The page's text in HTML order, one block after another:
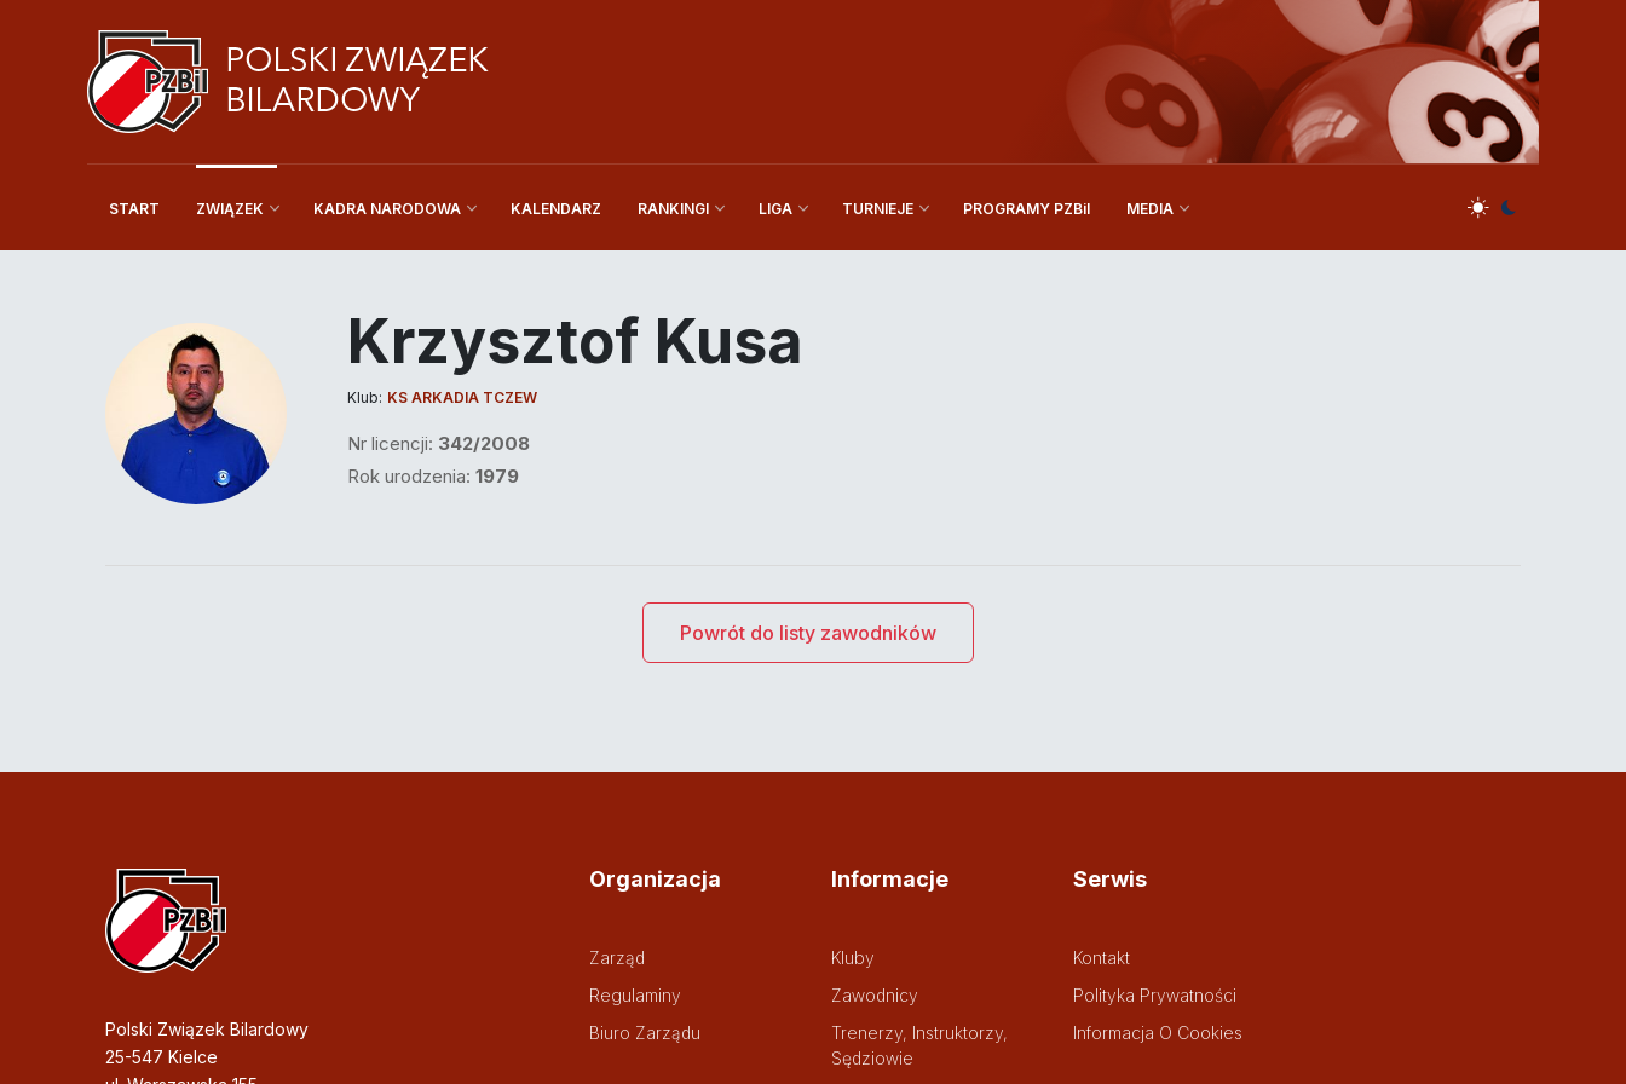
START ZWIĄZEK KADRA NARODOWA KALENDARZ RANKINGI LIGA TURNIEJE PROGRAMY PZBil MEDIA
Krzysztof Kusa
Klub: KS ARKADIA TCZEW
Nr licencji: 342/2008
Rok urodzenia: 1979
Powrót do listy zawodników
Polski Związek Bilardowy
25-547 Kielce
Organizacja
Zarząd
Regulaminy
Biuro Zarządu
Informacje
Kluby
Zawodnicy
Trenerzy, Instruktorzy,
Sędziowie
Serwis
Kontakt
Polityka Prywatności
Informacja O Cookies